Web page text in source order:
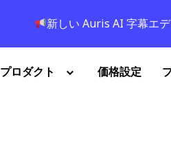
プロダクト 価格設定
新しい Auris AI 字幕エ